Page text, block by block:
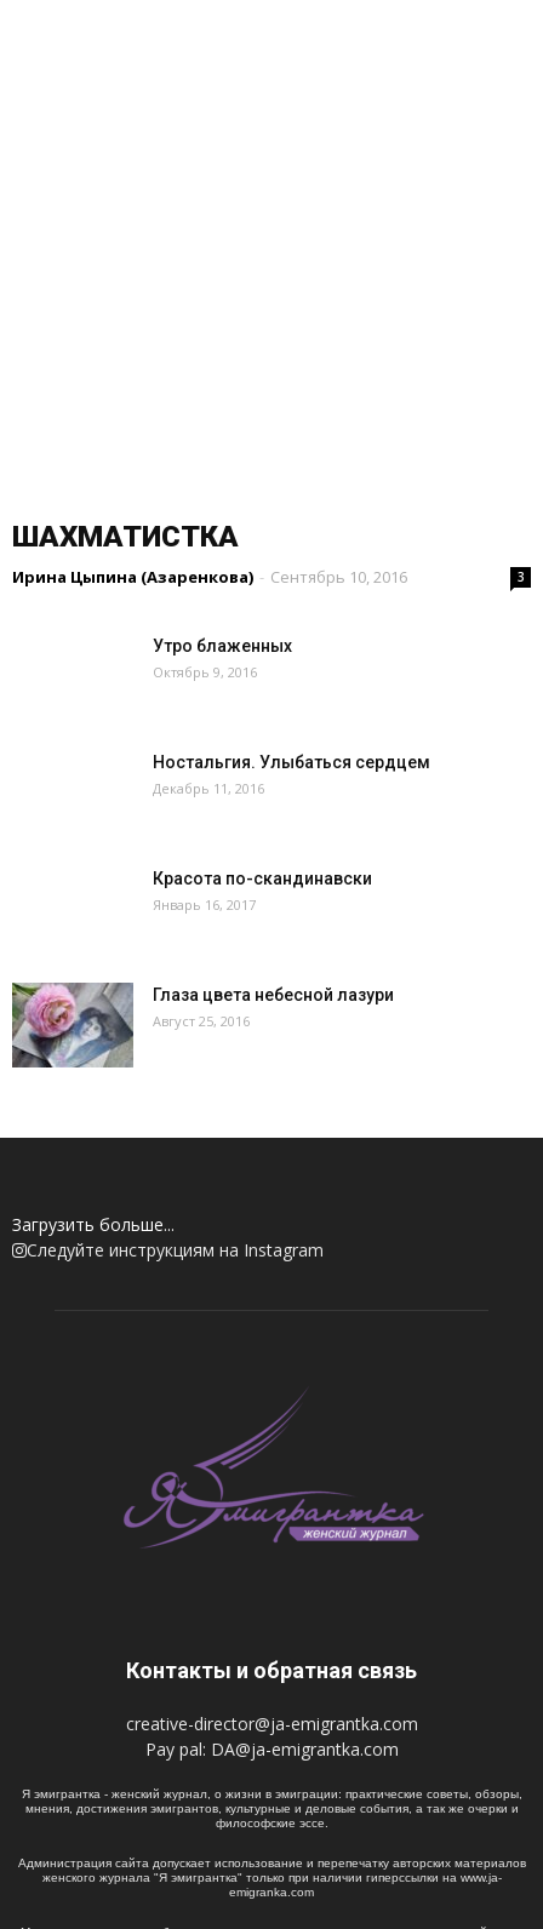
ШАХМАТИСТКА
Ирина Цыпина (Азаренкова) - Сентябрь 10, 2016 3
Утро блаженных
Октябрь 9, 2016
Ностальгия. Улыбаться сердцем
Декабрь 11, 2016
Красота по-скандинавски
Январь 16, 2017
Глаза цвета небесной лазури
Август 25, 2016
Загрузить больше...
Следуйте инструкциям на Instagram
Контакты и обратная связь
creative-director@ja-emigrantka.com
Pay pal: DA@ja-emigrantka.com
Я эмигрантка - женский журнал, о жизни в эмиграции: практические советы, обзоры,
мнения, достижения эмигрантов, культурные и деловые события, а так же очерки и
философские эссе.
Администрация сайта допускает использование и перепечатку авторских материалов
женского журнала "Я эмигрантка" только при наличии гиперссылки на www.ja-
emigranka.com